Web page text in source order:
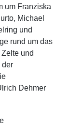
um Franziska
Michael
und
rund um das
und
der
Dehmer